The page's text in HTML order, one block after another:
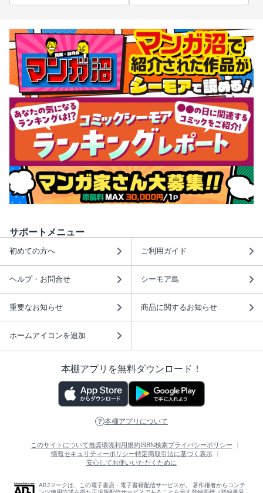
サポートメニュー
初めての方へ ご利用ガイド
ヘルプ・お問合せ シーモア島
重要なお知らせ 商品に関するお知らせ
ホームアイコンを追加
本棚アプリを無料ダウンロード！
本棚アプリについて
このサイトについて推奨環境利用規約ISBN検索プライバシーポリシー
情報セキュリティーポリシー特定商取引法に基づく表示
安心してお使いいただくために
ABJマークは、この電子書店・電子書籍配信サービスが、 著作権者からコンテ